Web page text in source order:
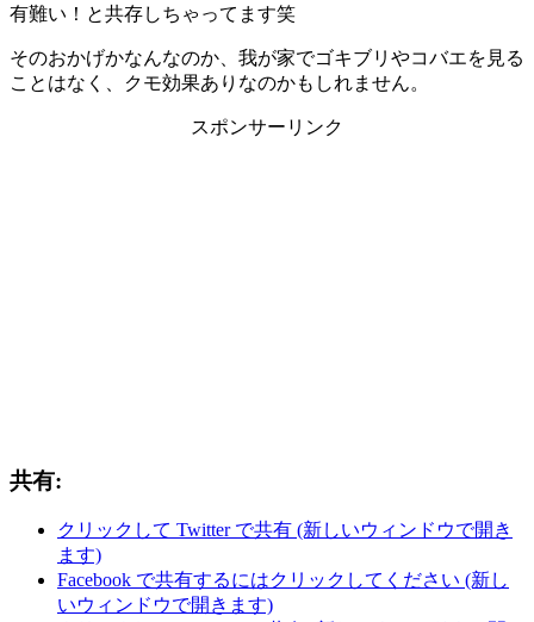
有難い！と共存しちゃってます笑
そのおかげかなんなのか、我が家でゴキブリやコバエを見る
ことはなく、クモ効果ありなのかもしれません。
スポンサーリンク
共有:
クリックして Twitter で共有 (新しいウィンドウで開き
ます)
Facebook で共有するにはクリックしてください (新し
いウィンドウで開きます)